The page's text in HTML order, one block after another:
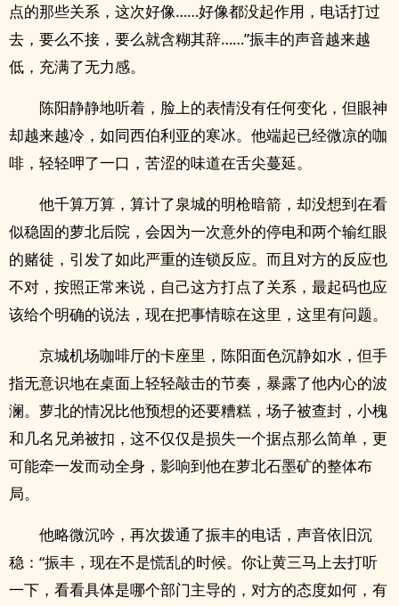
点的那些关系，这次好像……好像都没起作用，电话打过
去，要么不接，要么就含糊其辞……”振丰的声音越来越
低，充满了无力感。
陈阳静静地听着，脸上的表情没有任何变化，但眼神
却越来越冷，如同西伯利亚的寒冰。他端起已经微凉的咖
啡，轻轻呷了一口，苦涩的味道在舌尖蔓延。
他千算万算，算计了泉城的明枪暗箭，却没想到在看
似稳固的萝北后院，会因为一次意外的停电和两个输红眼
的赌徒，引发了如此严重的连锁反应。而且对方的反应也
不对，按照正常来说，自己这方打点了关系，最起码也应
该给个明确的说法，现在把事情晾在这里，这里有问题。
京城机场咖啡厅的卡座里，陈阳面色沉静如水，但手
指无意识地在桌面上轻轻敲击的节奏，暴露了他内心的波
澜。萝北的情况比他预想的还要糟糕，场子被查封，小槐
和几名兄弟被扣，这不仅仅是损失一个据点那么简单，更
可能牵一发而动全身，影响到他在萝北石墨矿的整体布
局。
他略微沉吟，再次拨通了振丰的电话，声音依旧沉
稳：“振丰，现在不是慌乱的时候。你让黄三马上去打听
一下，看看具体是哪个部门主导的，对方的态度如何，有